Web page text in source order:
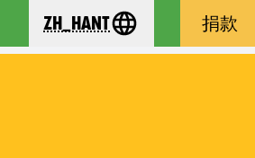
捐款
your language
zh_Hant